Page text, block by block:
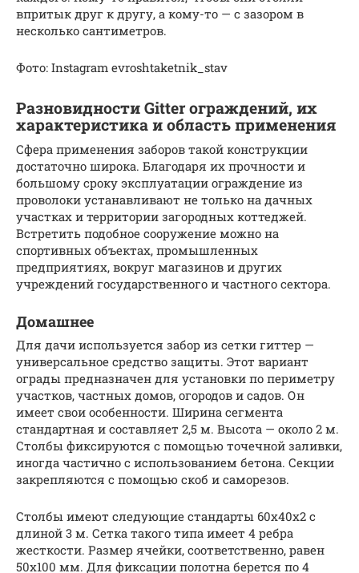
впритык друг к другу, а кому-то — с зазором в
несколько сантиметров.
Фото: Instagram evroshtaketnik_stav
Разновидности Gitter ограждений, их
характеристика и область применения
Сфера применения заборов такой конструкции
достаточно широка. Благодаря их прочности и
большому сроку эксплуатации ограждение из
проволоки устанавливают не только на дачных
участках и территории загородных коттеджей.
Встретить подобное сооружение можно на
спортивных объектах, промышленных
предприятиях, вокруг магазинов и других
учреждений государственного и частного сектора.
Домашнее
Для дачи используется забор из сетки гиттер —
универсальное средство защиты. Этот вариант
ограды предназначен для установки по периметру
участков, частных домов, огородов и садов. Он
имеет свои особенности. Ширина сегмента
стандартная и составляет 2,5 м. Высота — около 2 м.
Столбы фиксируются с помощью точечной заливки,
иногда частично с использованием бетона. Секции
закрепляются с помощью скоб и саморезов.
Столбы имеют следующие стандарты 60х40х2 с
длиной 3 м. Сетка такого типа имеет 4 ребра
жесткости. Размер ячейки, соответственно, равен
50х100 мм. Для фиксации полотна берется по 4